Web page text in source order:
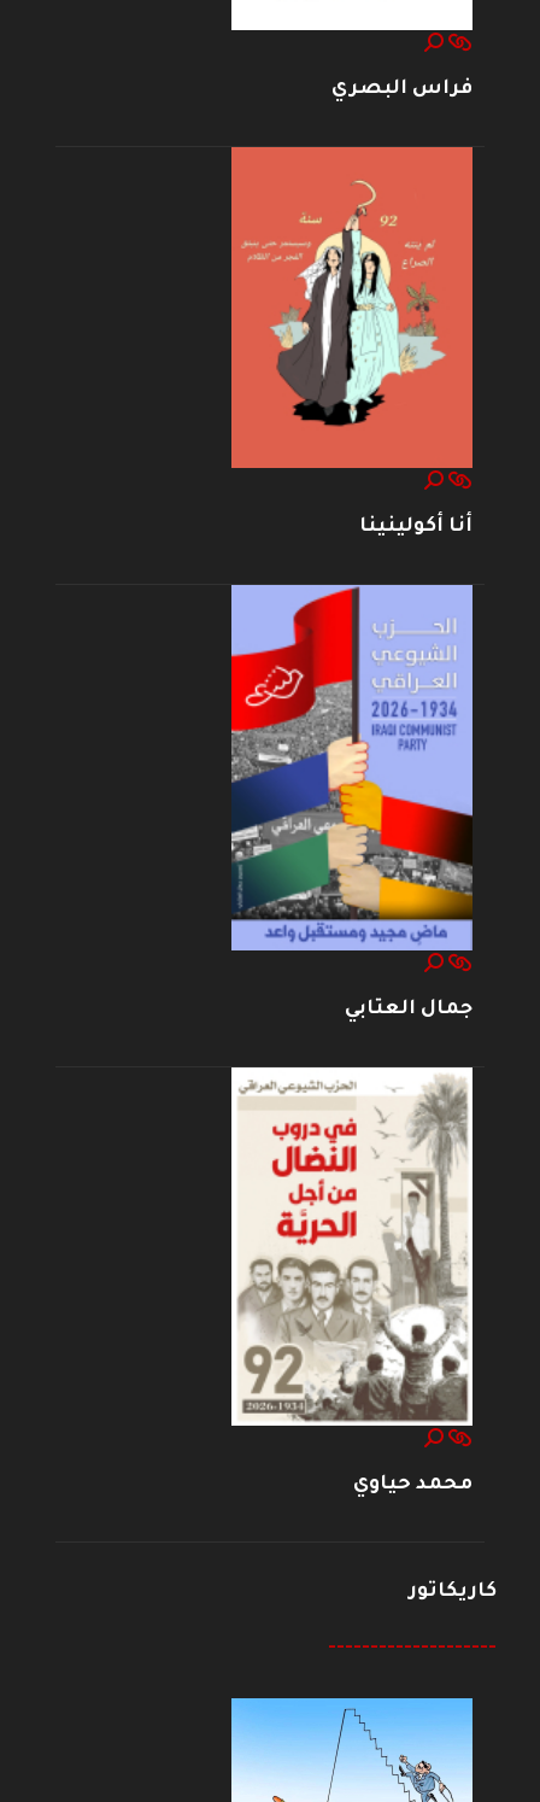
فراس البصري
أنا أكولينينا
جمال العتابي
محمد حياوي
كاريكاتور
--------------------